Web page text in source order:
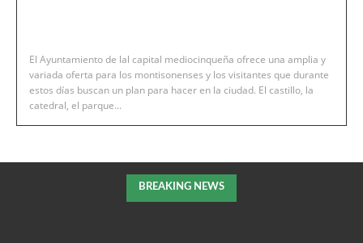
El Ayuntamiento de lal capital mediocinqueña ofrece una amplia y
variada oferta para los montisonenses y los visitantes que durante
estos días buscan un plan para hacer en la ciudad. El castillo, la
catedral, el parque...
BREAKING NEWS